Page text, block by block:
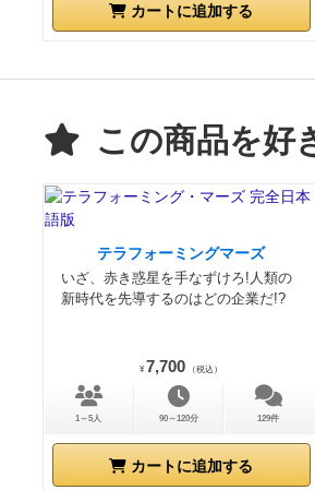
カートに追加する
この商品を好
テラフォーミングマーズ
いざ、赤き惑星を手なずけろ!人類の
新時代を先導するのはどの企業だ!?
¥ 7,700 （税込）
1～5人 90～120分 129件
カートに追加する